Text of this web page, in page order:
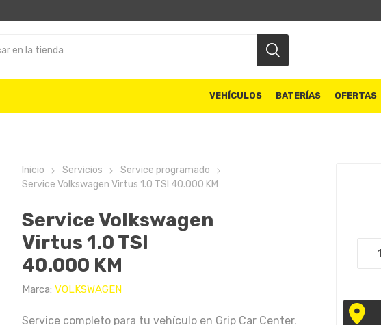
VEHÍCULOS BATERÍAS OFERTAS
Inicio Servicios
Service programado
Service Volkswagen Virtus 1.0 TSI 40.000 KM
Service Volkswagen
Virtus 1.0 TSI
40.000 KM
Marca: VOLKSWAGEN
Service completo para tu vehículo en Grip Car Center.